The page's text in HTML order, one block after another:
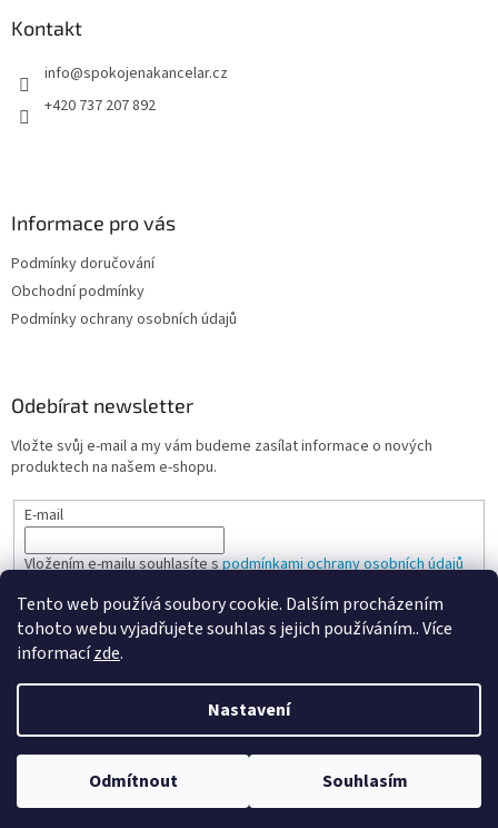
Tento web používá soubory cookie. Dalším procházením
tohoto webu vyjadřujete souhlas s jejich používáním.. Více
informacízde.
Nastavení
Odmítnout Souhlasím
Kontakt
info@spokojenakancelar.cz
+420 737 207 892
Informace pro vás
Podmínky doručování
Obchodní podmínky
Podmínky ochrany osobních údajů
Odebírat newsletter
Vložte svůj e-mail a my vám budeme zasílat informace o nových
produktech na našem e-shopu.
E-mail
Vložením e-mailu souhlasíte spodmínkami ochrany osobních údajů
PŘIHLÁSIT SE
Vytvořil Shoptet
Copyright 2026Spokojená kancelář . Všechna práva vyhrazena.